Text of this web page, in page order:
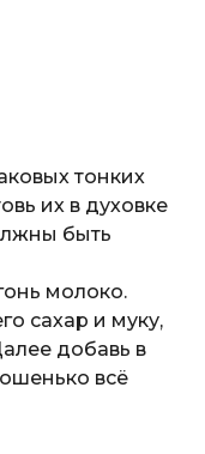
тонких
их в духовке
быть
молоко.
сахар и муку,
добавь в
всё